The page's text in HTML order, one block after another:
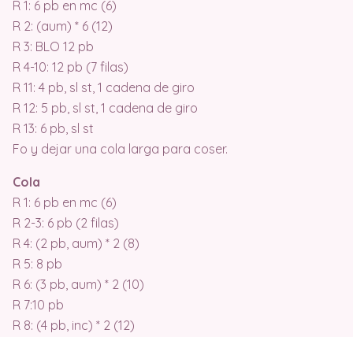
R 1: 6 pb en mc (6)
R 2: (aum) * 6 (12)
R 3: BLO 12 pb
R 4-10: 12 pb (7 filas)
R 11: 4 pb, sl st, 1 cadena de giro
R 12: 5 pb, sl st, 1 cadena de giro
R 13: 6 pb, sl st
Fo y dejar una cola larga para coser.
Cola
R 1: 6 pb en mc (6)
R 2-3: 6 pb (2 filas)
R 4: (2 pb, aum) * 2 (8)
R 5: 8 pb
R 6: (3 pb, aum) * 2 (10)
R 7:10 pb
R 8: (4 pb, inc) * 2 (12)